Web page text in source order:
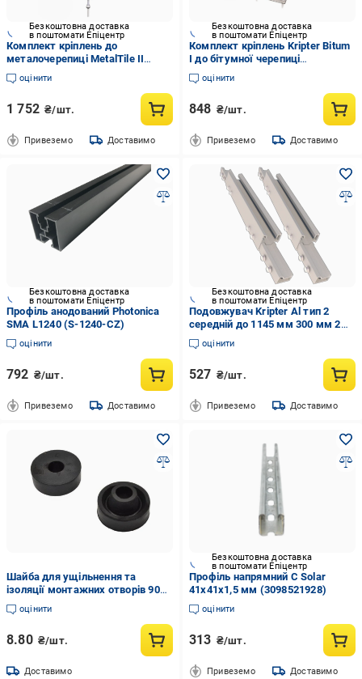
Безкоштовна доставка
в поштомати Епіцентр
Комплект кріплень до
металочерепиці MetalTile II
(3007091350)
оцінити
1 752 ₴/шт.
Привеземо Доставимо
Безкоштовна доставка
в поштомати Епіцентр
Комплект кріплень Kripter Bitum
I до бітумної черепиці
(3007091342)
оцінити
848 ₴/шт.
Привеземо Доставимо
Безкоштовна доставка
в поштомати Епіцентр
Профіль анодований Photonica
SMA L1240 (S-1240-CZ)
оцінити
792 ₴/шт.
Привеземо Доставимо
Безкоштовна доставка
в поштомати Епіцентр
Подовжувач Kripter Al тип 2
середній до 1145 мм 300 мм 2
шт. (2983439607)
оцінити
527 ₴/шт.
Привеземо Доставимо
Шайба для ущільнення та
ізоляції монтажних отворів 9082
EPDM М10 (100056746)
оцінити
8.80 ₴/шт.
Доставимо
Безкоштовна доставка
в поштомати Епіцентр
Профіль напрямний С Solar
41х41х1,5 мм (3098521928)
оцінити
313 ₴/шт.
Привеземо Доставимо